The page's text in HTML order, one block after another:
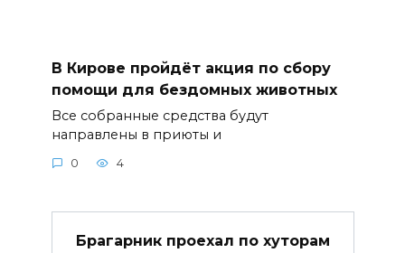
В Кирове пройдёт акция по сбору
помощи для бездомных животных
Все собранные средства будут
направлены в приюты и
0 4
Брагарник проехал по хуторам